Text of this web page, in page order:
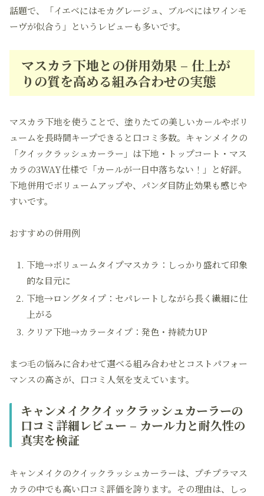
話題で、「イエベにはモカグレージュ、ブルベにはワインモ
ーヴが似合う」というレビューも多いです。
マスカラ下地との併用効果 – 仕上が
りの質を高める組み合わせの実態
マスカラ下地を使うことで、塗りたての美しいカールやボリ
ュームを長時間キープできると口コミ多数。キャンメイクの
「クイックラッシュカーラー」は下地・トップコート・マス
カラの3WAY仕様で「カールが一日中落ちない！」と好評。
下地併用でボリュームアップや、パンダ目防止効果も感じや
すいです。
おすすめの併用例
下地→ボリュームタイプマスカラ：しっかり盛れて印象
的な目元に
下地→ロングタイプ：セパレートしながら長く繊細に仕
上がる
クリア下地→カラータイプ：発色・持続力UP
まつ毛の悩みに合わせて選べる組み合わせとコストパフォー
マンスの高さが、口コミ人気を支えています。
キャンメイククイックラッシュカーラーの
口コミ詳細レビュー – カール力と耐久性の
真実を検証
キャンメイクのクイックラッシュカーラーは、プチプラマス
カラの中でも高い口コミ評価を誇ります。その理由は、しっ